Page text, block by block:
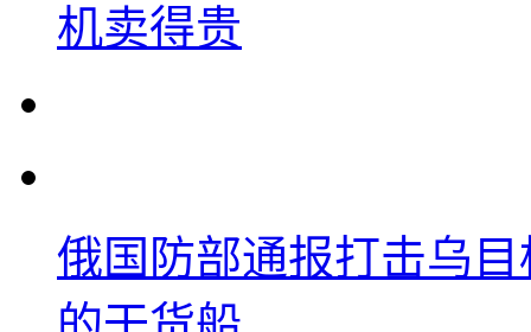
机卖得贵
俄国防部通报打击乌